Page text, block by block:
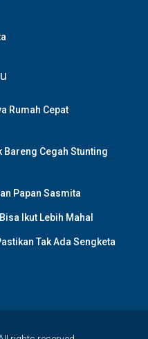
Rumah Cepat
Bareng Cegah Stunting
Papan Sasmita
Ikut Lebih Mahal
Tak Ada Sengketa